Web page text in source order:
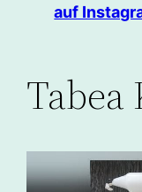
auf